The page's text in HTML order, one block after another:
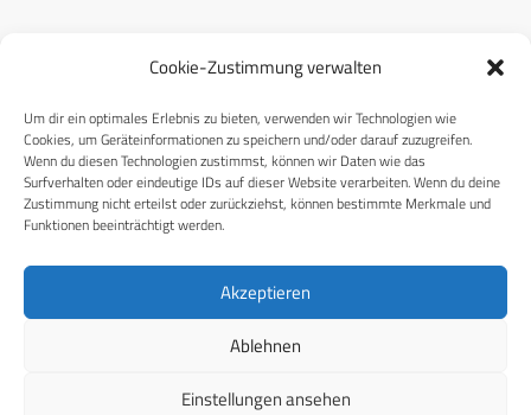
Cookie-Zustimmung verwalten
Um dir ein optimales Erlebnis zu bieten, verwenden wir Technologien wie
Cookies, um Geräteinformationen zu speichern und/oder darauf zuzugreifen.
Wenn du diesen Technologien zustimmst, können wir Daten wie das
Surfverhalten oder eindeutige IDs auf dieser Website verarbeiten. Wenn du deine
Zustimmung nicht erteilst oder zurückziehst, können bestimmte Merkmale und
Funktionen beeinträchtigt werden.
Akzeptieren
Ablehnen
Einstellungen ansehen
RECHTLICHES
Datenschutzerklärung
Cookie-Richtlinie (EU)